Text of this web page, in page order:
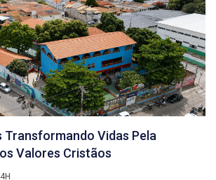
Transformando Vidas Pela
Valores Cristãos